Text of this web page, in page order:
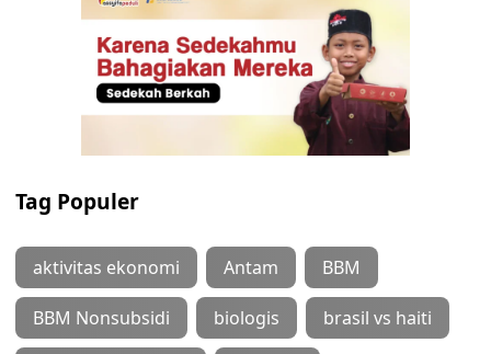
Tag Populer
aktivitas ekonomi Antam BBM
BBM Nonsubsidi biologis brasil vs haiti